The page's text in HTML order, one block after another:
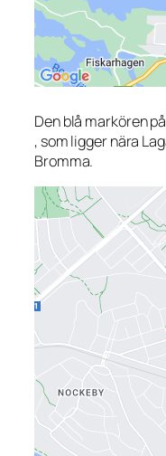
Den blå markören
, som ligger nära
Bromma.